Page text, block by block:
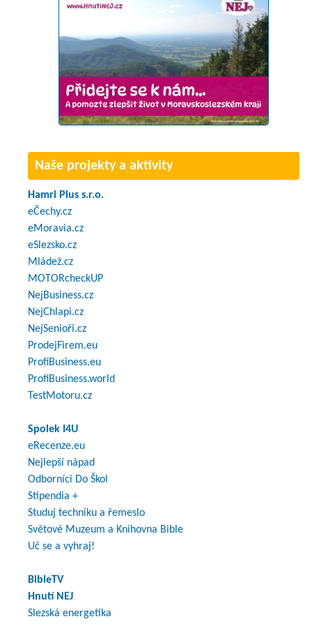
Naše projekty a aktivity
Hamri Plus s.r.o.
eČechy.cz
eMoravia.cz
eSlezsko.cz
Mládež.cz
MOTORcheckUP
NejBusiness.cz
NejChlapi.cz
NejSenioři.cz
ProdejFirem.eu
ProfiBusiness.eu
ProfiBusiness.world
TestMotoru.cz
Spolek I4U
eRecenze.eu
Nejlepší nápad
Odborníci Do Škol
Stipendia +
Studuj techniku a řemeslo
Světové Muzeum a Knihovna Bible
Uč se a vyhraj!
BibleTV
Hnutí NEJ
Slezská energetika